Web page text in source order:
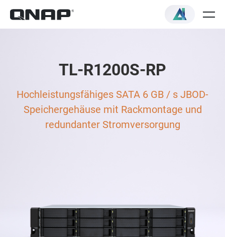
TL-R1200S-RP
Hochleistungsfähiges SATA 6 GB / s JBOD-
Speichergehäuse mit Rackmontage und
redundanter Stromversorgung